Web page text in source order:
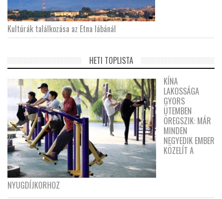
Kultúrák találkozása az Etna lábánál
HETI TOPLISTA
KÍNA
LAKOSSÁGA
GYORS
ÜTEMBEN
ÖREGSZIK: MÁR
MINDEN
NEGYEDIK EMBER
KÖZELÍT A
NYUGDÍJKORHOZ